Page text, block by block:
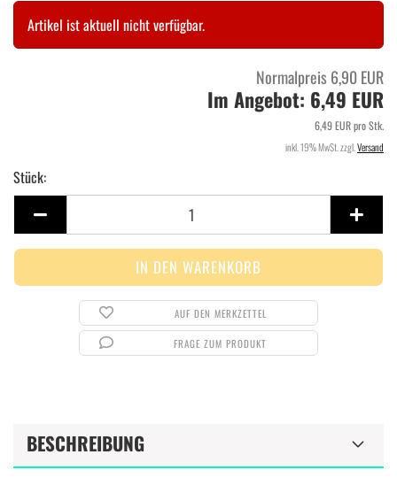
Artikel ist aktuell nicht verfügbar.
Normalpreis 6,90 EUR
Im Angebot: 6,49 EUR
6,49 EUR pro Stk.
inkl. 19% MwSt. zzgl. Versand
Stück:
Stück
AUF DEN MERKZETTEL
FRAGE ZUM PRODUKT
BESCHREIBUNG